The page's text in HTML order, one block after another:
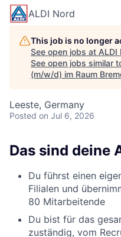
ALDI Nord
This job is no longer
See open jobs at ALDI
See open jobs similar
(m/w/d) im Raum
Leeste, Germany
Posted on Jul 6, 2026
Das sind deine
Du führst einen
Filialen und
80 Mitarbeitende
Du bist für das
zuständig, vom